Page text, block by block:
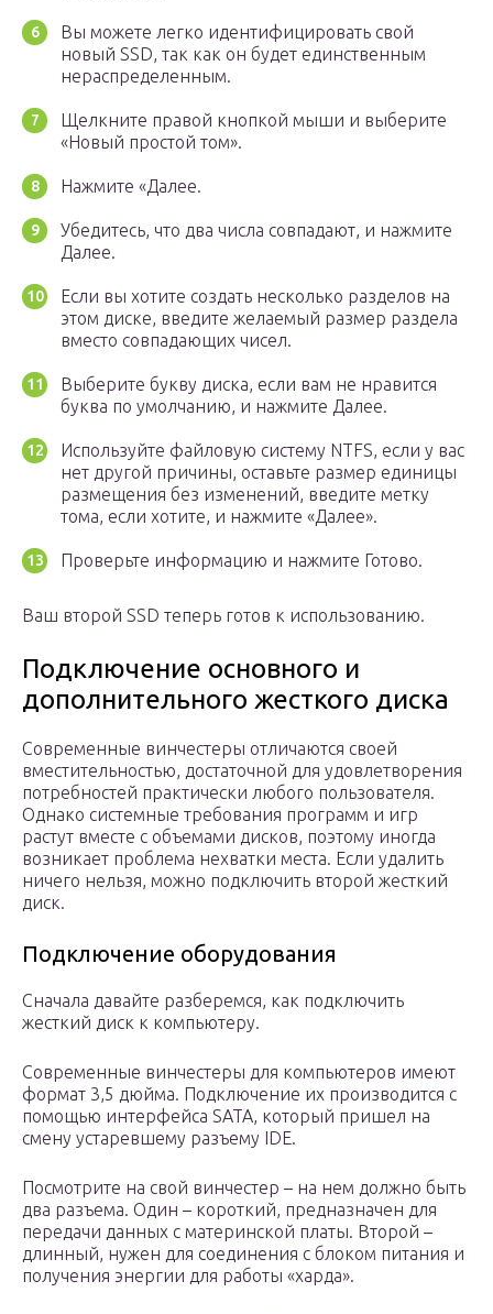
Вы можете легко идентифицировать свой
новый SSD, так как он будет единственным
нераспределенным.
Щелкните правой кнопкой мыши и выберите
«Новый простой том».
Нажмите «Далее.
Убедитесь, что два числа совпадают, и нажмите
Далее.
Если вы хотите создать несколько разделов на
этом диске, введите желаемый размер раздела
вместо совпадающих чисел.
Выберите букву диска, если вам не нравится
буква по умолчанию, и нажмите Далее.
Используйте файловую систему NTFS, если у вас
нет другой причины, оставьте размер единицы
размещения без изменений, введите метку
тома, если хотите, и нажмите «Далее».
Проверьте информацию и нажмите Готово.
Ваш второй SSD теперь готов к использованию.
Подключение основного и
дополнительного жесткого диска
Современные винчестеры отличаются своей
вместительностью, достаточной для удовлетворения
потребностей практически любого пользователя.
Однако системные требования программ и игр
растут вместе с объемами дисков, поэтому иногда
возникает проблема нехватки места. Если удалить
ничего нельзя, можно подключить второй жесткий
диск.
Подключение оборудования
Сначала давайте разберемся, как подключить
жесткий диск к компьютеру.
Современные винчестеры для компьютеров имеют
формат 3,5 дюйма. Подключение их производится с
помощью интерфейса SATA, который пришел на
смену устаревшему разъему IDE.
Посмотрите на свой винчестер – на нем должно быть
два разъема. Один – короткий, предназначен для
передачи данных с материнской платы. Второй –
длинный, нужен для соединения с блоком питания и
получения энергии для работы «харда».